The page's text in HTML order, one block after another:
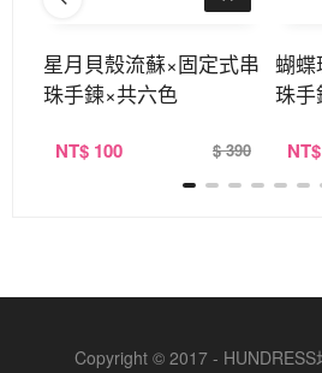
星月貝殼流蘇×固定式串
珠手鍊×共六色
NT$ 100 $ 390
蝴蝶
珠
NT
Copyright © 2017 - HUNDRESS